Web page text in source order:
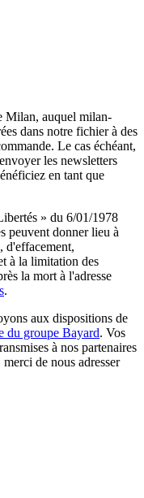
Milan, auquel milan-
dans notre fichier à des
Le cas échéant,
les newsletters
en tant que
» du 6/01/1978
peuvent donner lieu à
d'effacement,
à la limitation des
la mort à l'adresse
.
aux dispositions de
du groupe Bayard. Vos
à nos partenaires
de nous adresser